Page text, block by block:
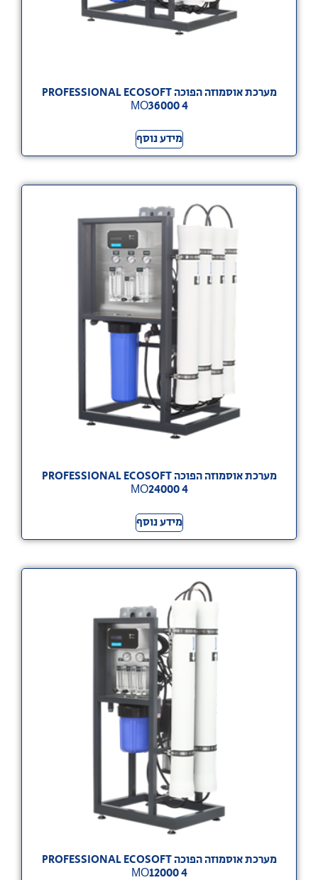
מערכת אוסמוזה הפוכה PROFESSIONAL ECOSOFT
МО36000 4
מידע נוסף
מערכת אוסמוזה הפוכה PROFESSIONAL ECOSOFT
МО24000 4
מידע נוסף
מערכת אוסמוזה הפוכה PROFESSIONAL ECOSOFT
МО12000 4